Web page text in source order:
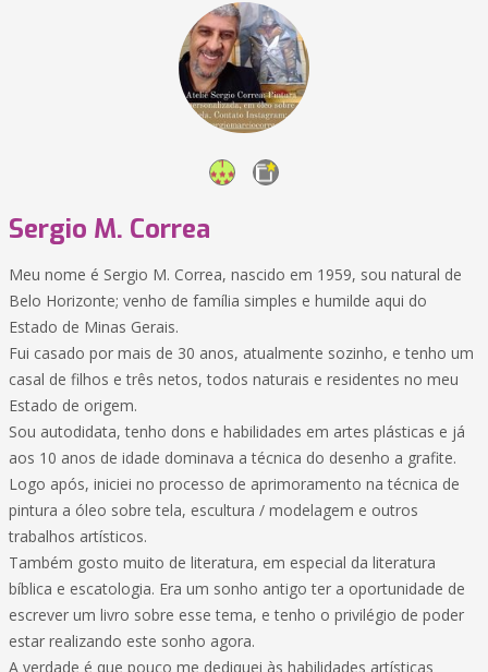
Sergio M. Correa
Meu nome é Sergio M. Correa, nascido em 1959, sou natural de
Belo Horizonte; venho de família simples e humilde aqui do
Estado de Minas Gerais.
Fui casado por mais de 30 anos, atualmente sozinho, e tenho um
casal de filhos e três netos, todos naturais e residentes no meu
Estado de origem.
Sou autodidata, tenho dons e habilidades em artes plásticas e já
aos 10 anos de idade dominava a técnica do desenho a grafite.
Logo após, iniciei no processo de aprimoramento na técnica de
pintura a óleo sobre tela, escultura / modelagem e outros
trabalhos artísticos.
Também gosto muito de literatura, em especial da literatura
bíblica e escatologia. Era um sonho antigo ter a oportunidade de
escrever um livro sobre esse tema, e tenho o privilégio de poder
estar realizando este sonho agora.
A verdade é que pouco me dediquei às habilidades artísticas